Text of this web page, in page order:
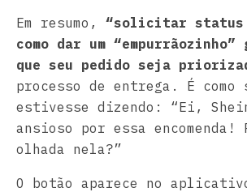
Em resumo, “solicitar status
como dar um
que seu pedido seja
processo de entrega. É como
estivesse dizendo: “Ei,
ansioso por essa encomenda!
olhada nela?”
O botão aparece no